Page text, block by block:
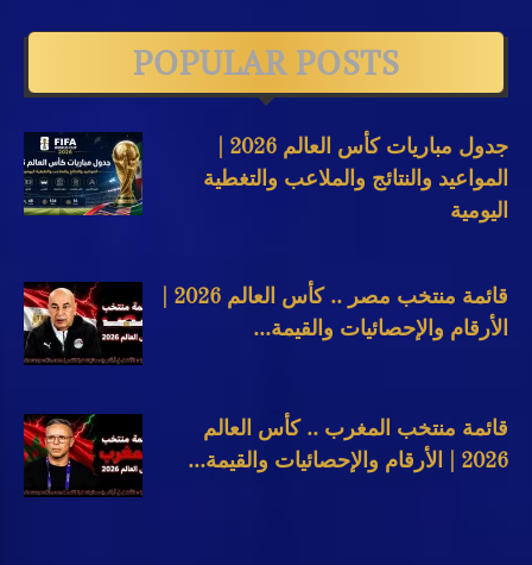
POPULAR POSTS
المواعيد والنتائج والملاعب والتغطية
اليومية
الأرقام والإحصائيات والقيمة...
قائمة منتخب المغرب .. كأس العالم
2026 | الأرقام والإحصائيات والقيمة...